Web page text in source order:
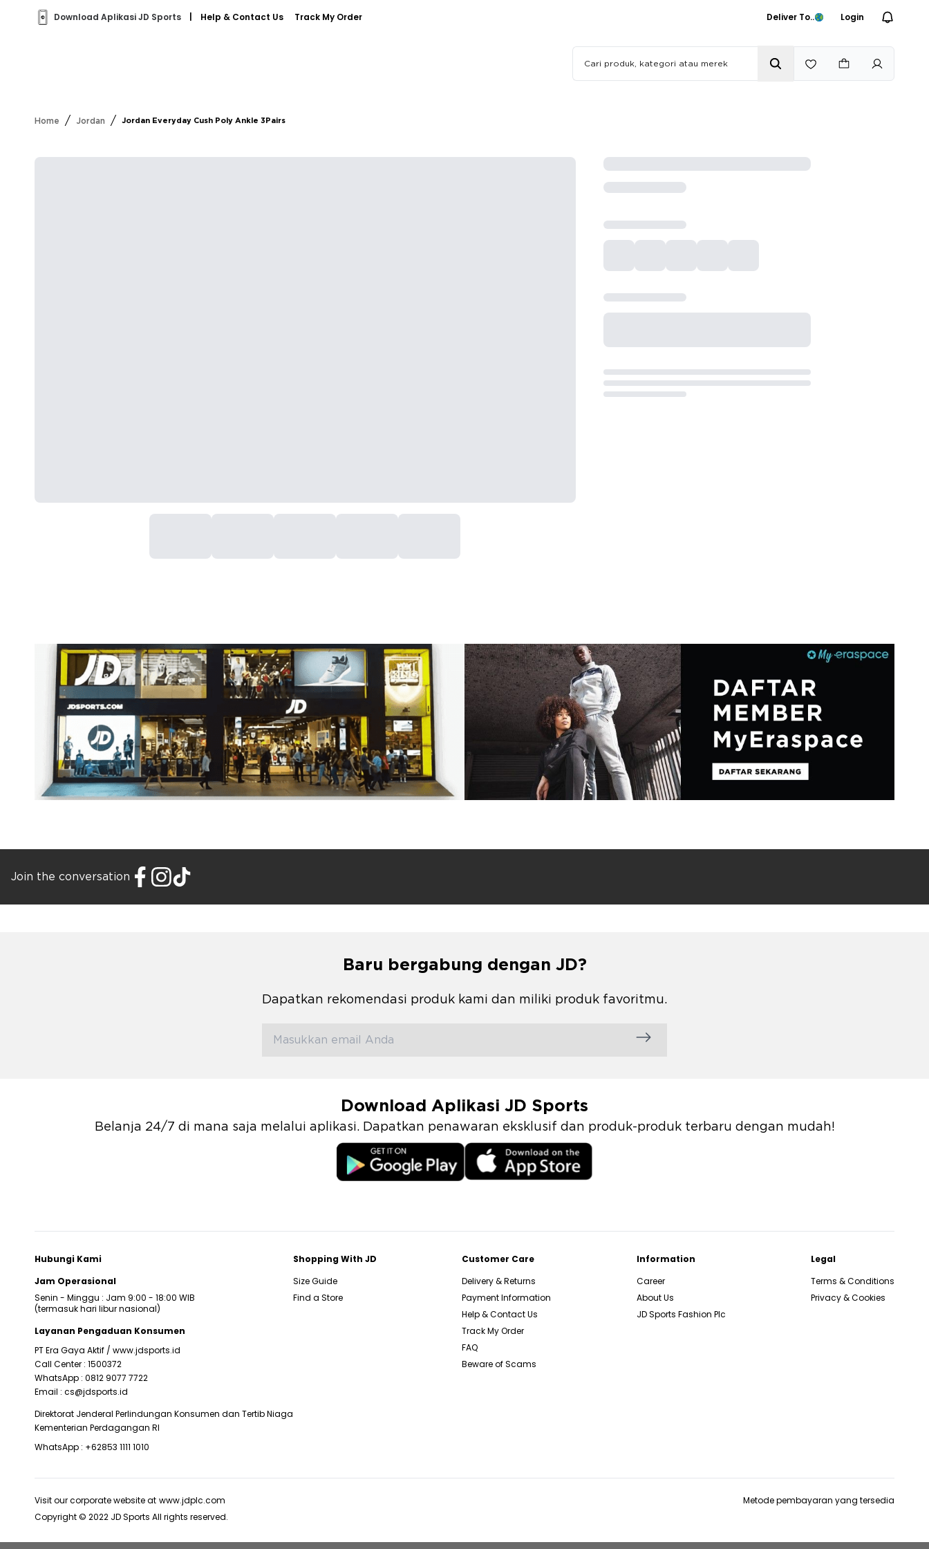
Download Aplikasi JD Sports Help & Contact Us Track My Order Deliver To.. Login
Home / Jordan / Jordan Everyday Cush Poly Ankle 3Pairs
Join the conversation
Baru bergabung dengan JD?
Dapatkan rekomendasi produk kami dan miliki produk favoritmu.
Download Aplikasi JD Sports
Belanja 24/7 di mana saja melalui aplikasi. Dapatkan penawaran eksklusif dan produk-produk terbaru dengan mudah!
Hubungi Kami
Jam Operasional
Senin - Minggu : Jam 9:00 - 18:00 WIB
(termasuk hari libur nasional)
Layanan Pengaduan Konsumen
PT Era Gaya Aktif / www.jdsports.id
Call Center : 1500372
WhatsApp : 0812 9077 7722
Email : cs@jdsports.id
Direktorat Jenderal Perlindungan Konsumen dan Tertib Niaga
Kementerian Perdagangan RI
WhatsApp : +62853 1111 1010
Shopping With JD
Size Guide
Find a Store
Customer Care
Delivery & Returns
Payment Information
Help & Contact Us
Track My Order
FAQ
Beware of Scams
Information
Career
About Us
JD Sports Fashion Plc
Legal
Terms & Conditions
Privacy & Cookies
Visit our corporate website at www.jdplc.com
Copyright © 2022 JD Sports All rights reserved.
Metode pembayaran yang tersedia